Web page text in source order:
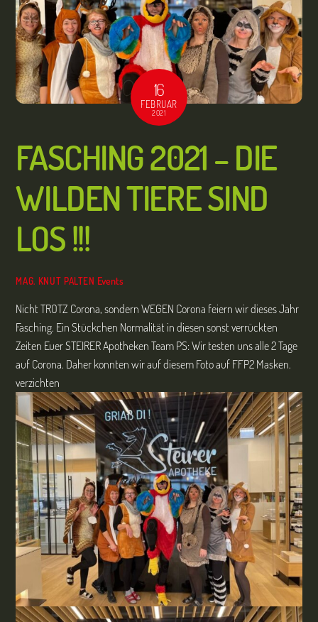
16
FEBRUAR
2021
FASCHING 2021 – DIE
WILDEN TIERE SIND
LOS !!!
MAG. KNUT PALTEN Events
Nicht TROTZ Corona, sondern WEGEN Corona feiern wir dieses Jahr
Fasching. Ein Stückchen Normalität in diesen sonst verrückten
Zeiten Euer STEIRER Apotheken Team PS: Wir testen uns alle 2 Tage
auf Corona. Daher konnten wir auf diesem Foto auf FFP2 Masken.
verzichten